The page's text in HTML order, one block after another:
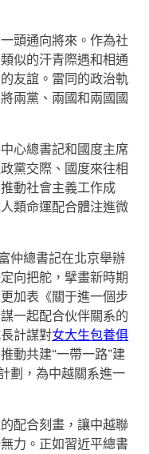
頭通向將來。作為社
似的汗青際遇和相通
友誼。雷同的政治軌
兩黨、兩國和兩國國
心總書記和國度主席
黨交際、國度來往相
動社會主義工作成
類命運配合體注進微
仲總書記在北京舉辦
向把舵，擘畫新時期
加表《關于進一個步
一起配合伙伴關系的
計謀對女大生包養俱
動共建“一帶一路”建
劃，為中越關系進一
配合刻畫，讓中越聯
力。正如習近平總書